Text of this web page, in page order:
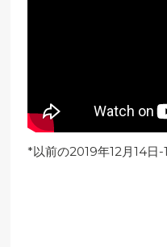
*以前の2019年12月14日